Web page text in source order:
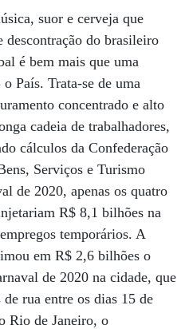
suor e cerveja que
do brasileiro
é bem mais que uma
País. Trata-se de uma
concentrado e alto
cadeia de trabalhadores,
cálculos da Confederação
Serviços e Turismo
de 2020, apenas os quatro
R$ 8,1 bilhões na
temporários. A
em R$ 2,6 bilhões o
de 2020 na cidade, que
rua entre os dias 15 de
Rio de Janeiro, o